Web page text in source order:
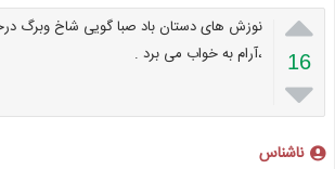

16

نوزش های دستان باد صبا گویی شاخ وبرگ
،آرام به خواب می برد .
ناشناس